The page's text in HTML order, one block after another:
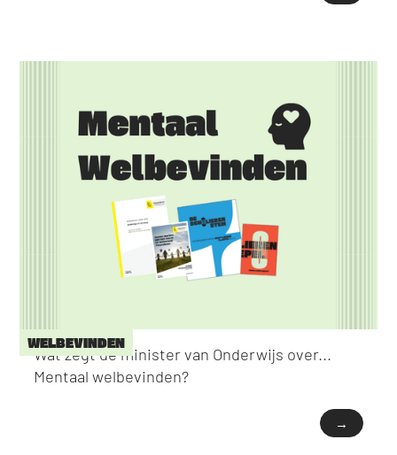
WELBEVINDEN
Wat zegt de minister van Onderwijs over...
Mentaal welbevinden?
→